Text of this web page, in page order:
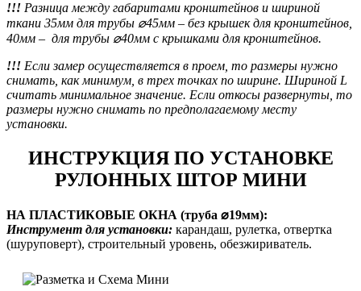
!!! Разница между габаритами кронштейнов и шириной
ткани 35мм для трубы ⌀45мм – без крышек для кронштейнов,
40мм – для трубы ⌀40мм с крышками для кронштейнов.
!!! Если замер осуществляется в проем, то размеры нужно
снимать, как минимум, в трех точках по ширине. Шириной L
считать минимальное значение. Если откосы развернуты, то
размеры нужно снимать по предполагаемому месту
установки.
ИНСТРУКЦИЯ ПО УСТАНОВКЕ
РУЛОННЫХ ШТОР МИНИ
НА ПЛАСТИКОВЫЕ ОКНА (труба ⌀19мм):
Инструмент для установки: карандаш, рулетка, отвертка
(шуруповерт), строительный уровень, обезжириватель.